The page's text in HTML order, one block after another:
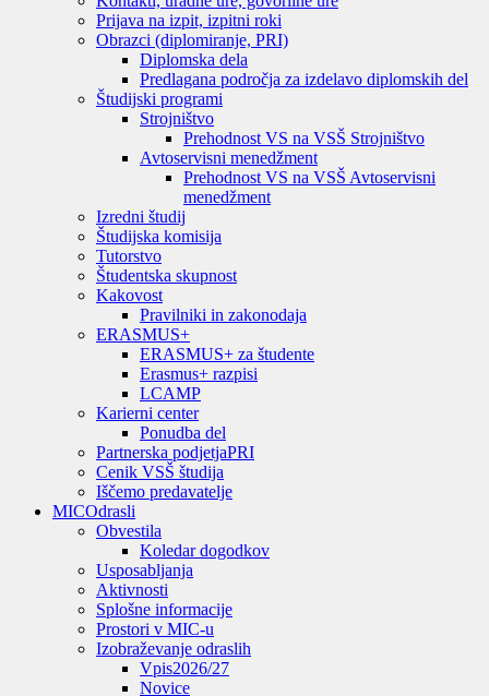
Prijava na izpit, izpitni roki
Obrazci (diplomiranje, PRI)
Diplomska dela
Predlagana področja za izdelavo diplomskih del
Študijski programi
Strojništvo
Prehodnost VS na VSŠ Strojništvo
Avtoservisni menedžment
Prehodnost VS na VSŠ Avtoservisni
menedžment
Izredni študij
Študijska komisija
Tutorstvo
Študentska skupnost
Kakovost
Pravilniki in zakonodaja
ERASMUS+
ERASMUS+ za študente
Erasmus+ razpisi
LCAMP
Karierni center
Ponudba del
Partnerska podjetjaPRI
Cenik VSŠ študija
Iščemo predavatelje
MICOdrasli
Obvestila
Koledar dogodkov
Usposabljanja
Aktivnosti
Splošne informacije
Prostori v MIC-u
Izobraževanje odraslih
Vpis2026/27
Novice